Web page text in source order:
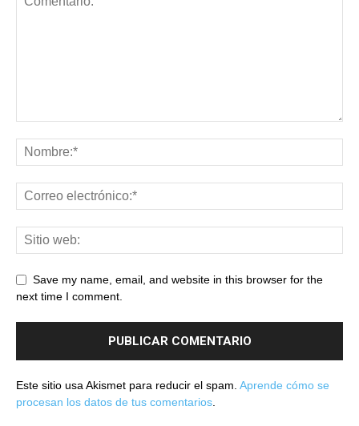
Save my name, email, and website in this browser for the
next time I comment.
Este sitio usa Akismet para reducir el spam. Aprende cómo se
procesan los datos de tus comentarios.